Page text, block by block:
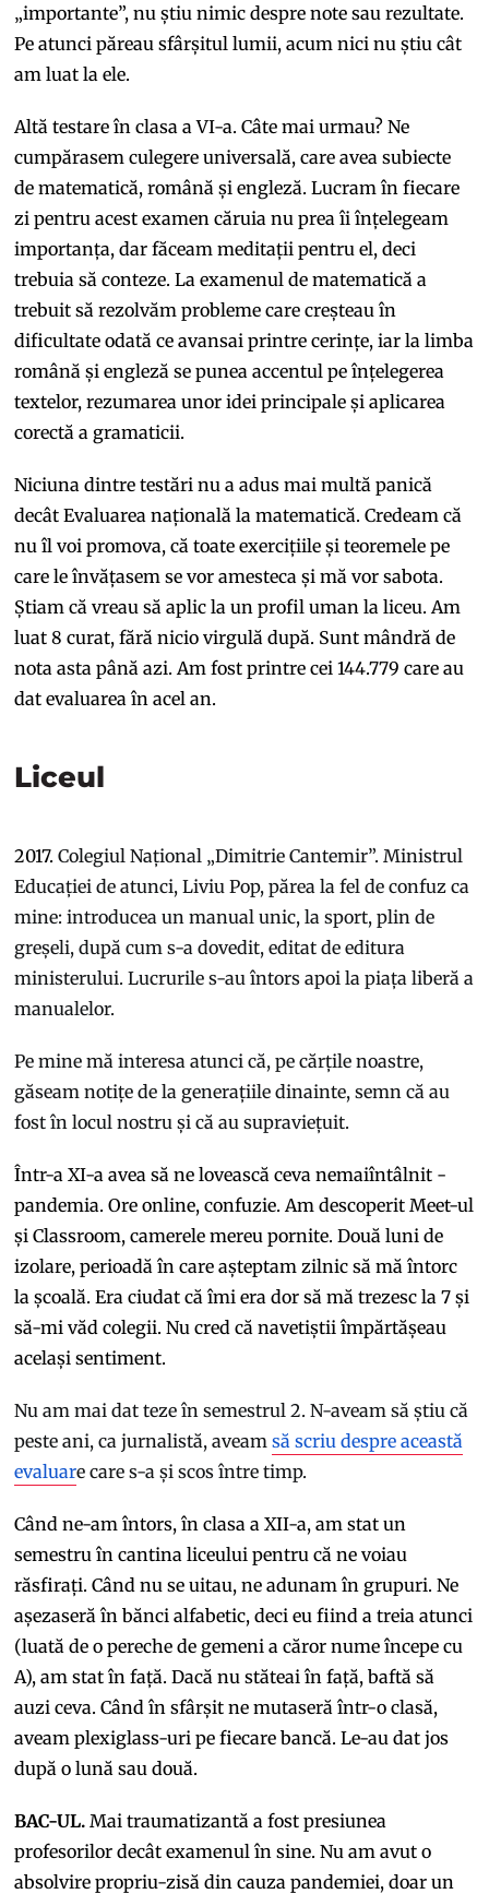
„importante”, nu știu nimic despre note sau rezultate.
Pe atunci păreau sfârșitul lumii, acum nici nu știu cât
am luat la ele.
Altă testare în clasa a VI-a. Câte mai urmau? Ne
cumpărasem culegere universală, care avea subiecte
de matematică, română și engleză. Lucram în fiecare
zi pentru acest examen căruia nu prea îi înțelegeam
importanța, dar făceam meditații pentru el, deci
trebuia să conteze. La examenul de matematică a
trebuit să rezolvăm probleme care creșteau în
dificultate odată ce avansai printre cerințe, iar la limba
română și engleză se punea accentul pe înțelegerea
textelor, rezumarea unor idei principale și aplicarea
corectă a gramaticii.
Niciuna dintre testări nu a adus mai multă panică
decât Evaluarea națională la matematică. Credeam că
nu îl voi promova, că toate exercițiile și teoremele pe
care le învățasem se vor amesteca și mă vor sabota.
Știam că vreau să aplic la un profil uman la liceu. Am
luat 8 curat, fără nicio virgulă după. Sunt mândră de
nota asta până azi. Am fost printre cei 144.779 care au
dat evaluarea în acel an.
Liceul
2017.Colegiul Național „Dimitrie Cantemir”. Ministrul
Educației de atunci, Liviu Pop, părea la fel de confuz ca
mine: introducea un manual unic, la sport, plin de
greșeli, după cum s-a dovedit, editat de editura
ministerului. Lucrurile s-au întors apoi la piața liberă a
manualelor.
Pe mine mă interesa atunci că, pe cărțile noastre,
găseam notițe de la generațiile dinainte, semn că au
fost în locul nostru și că au supraviețuit.
Într-a XI-a avea să ne lovească ceva nemaiîntâlnit -
pandemia. Ore online, confuzie. Am descoperit Meet-ul
și Classroom, camerele mereu pornite. Două luni de
izolare, perioadă în care așteptam zilnic să mă întorc
la școală. Era ciudat că îmi era dor să mă trezesc la 7 și
să-mi văd colegii. Nu cred că navetiștii împărtășeau
același sentiment.
Nu am mai dat teze în semestrul 2. N-aveam să știu că
peste ani, ca jurnalistă, aveamsă scriu despre această
evaluare care s-a și scos între timp.
Când ne-am întors, în clasa a XII-a, am stat un
semestru în cantina liceului pentru că ne voiau
răsfirați. Când nu se uitau, ne adunam în grupuri. Ne
așezaseră în bănci alfabetic, deci eu fiind a treia atunci
(luată de o pereche de gemeni a căror nume începe cu
A), am stat în față. Dacă nu stăteai în față, baftă să
auzi ceva. Când în sfârșit ne mutaseră într-o clasă,
aveam plexiglass-uri pe fiecare bancă. Le-au dat jos
după o lună sau două.
BAC-UL. Mai traumatizantă a fost presiunea
profesorilor decât examenul în sine. Nu am avut o
absolvire propriu-zisă din cauza pandemiei, doar un